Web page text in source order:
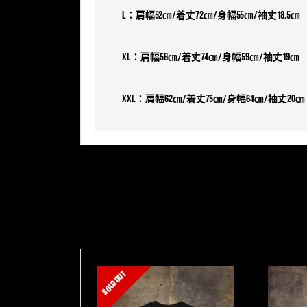
L：肩幅52㎝/着丈72㎝/身幅55㎝/袖丈18.5㎝
XL：肩幅56㎝/着丈74㎝/身幅59㎝/袖丈19㎝
XXL：肩幅62㎝/着丈75㎝/身幅64㎝/袖丈20㎝
SOLD OUT